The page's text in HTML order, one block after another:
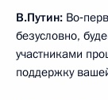
В.Путин:
безусловно,
участниками
поддержку